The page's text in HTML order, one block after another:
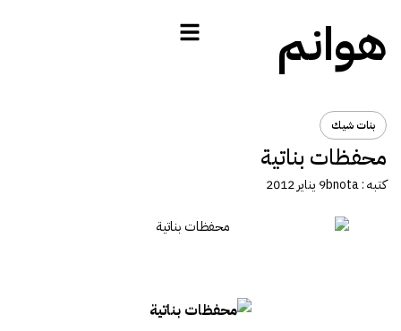
هوانم
بنات شيك
محفظات بناتية
كتبه :bnota9 يناير 2012